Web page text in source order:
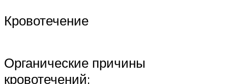
Кровотечение
Органические причины
кровотечений: